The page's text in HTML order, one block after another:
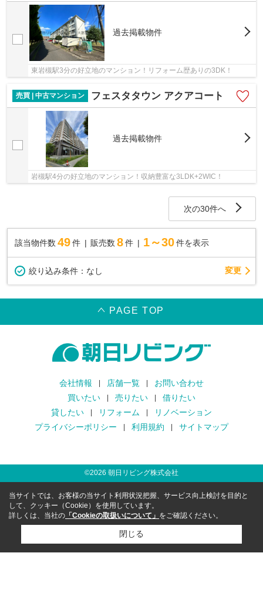
過去掲載物件
東岩槻駅3分の好立地のマンション！リフォーム歴ありの3DK！
売買 | 中古マンション フェスタタウン アクアコート
過去掲載物件
岩槻駅4分の好立地のマンション！収納豊富な3LDK+2WIC！
次の30件へ
該当物件数 49件 販売数 8 件 1～30 件を表示
絞り込み条件： なし 変更
PAGE TOP
会社情報 店舗一覧
お問い合わせ
買いたい
売りたい
借りたい
貸したい
リフォーム
リノベーション
プライバシーポリシー
利用規約 サイトマップ
©2026 朝日リビング株式会社
当サイトでは、お客様の当サイト利用状況把握、サービス向上検討を目的と
して、クッキー（Cookie）を使用しています。
詳しくは、当社の 「Cookieの取扱いについて」 をご確認ください。
閉じる